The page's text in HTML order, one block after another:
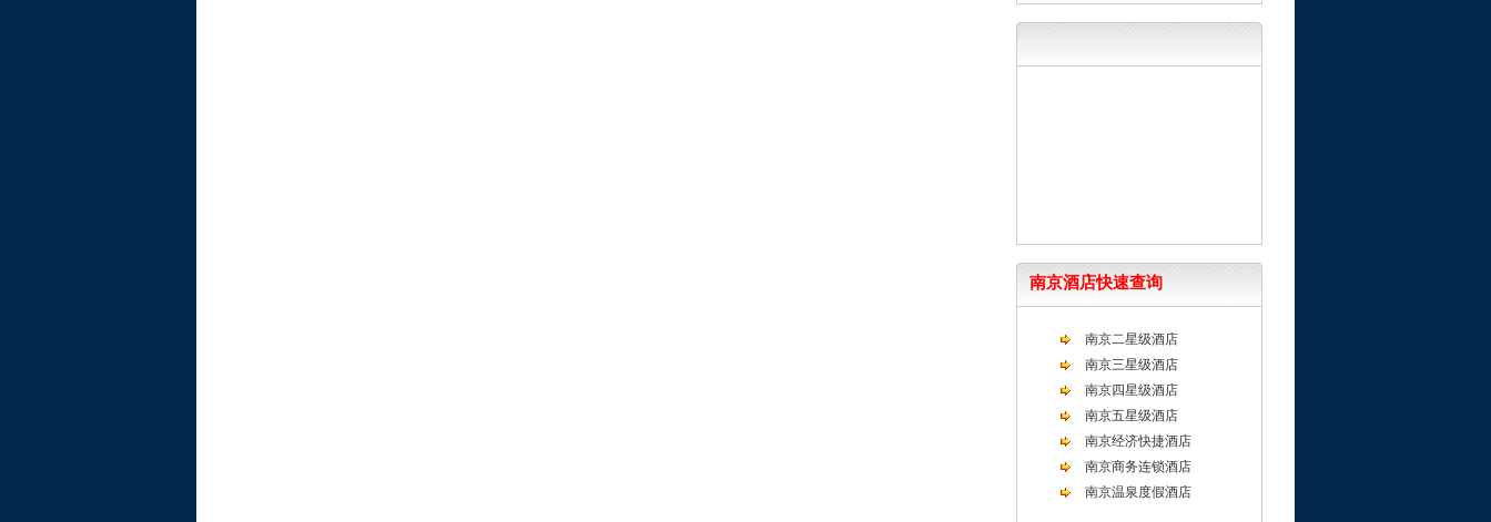
南京酒店快速查询
南京二星级酒店
南京三星级酒店
南京四星级酒店
南京五星级酒店
南京经济快捷酒店
南京商务连锁酒店
南京温泉度假酒店